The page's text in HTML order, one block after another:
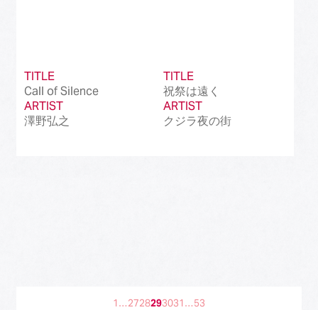
TITLE
Call of Silence
ARTIST
澤野弘之
TITLE
祝祭は遠く
ARTIST
クジラ夜の街
1…2728293031…53